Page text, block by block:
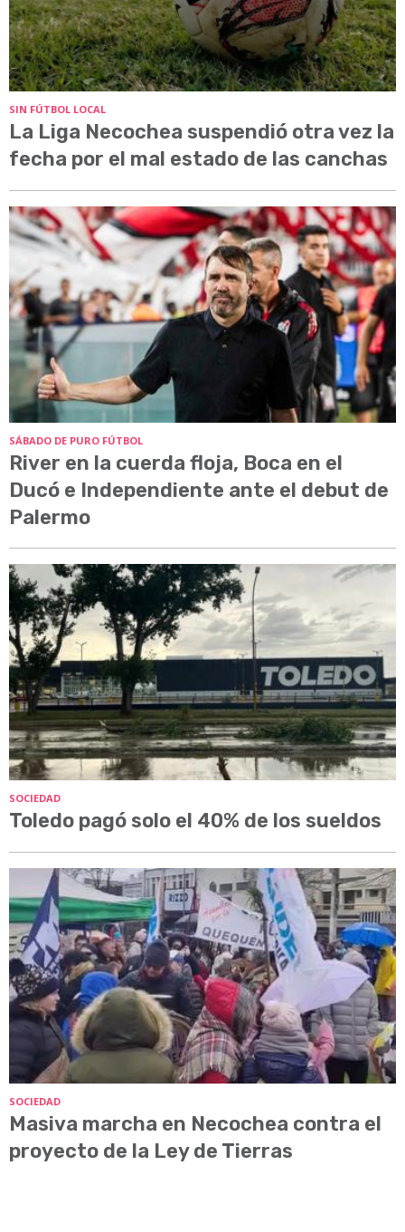
SIN FÚTBOL LOCAL
La Liga Necochea suspendió otra vez la
fecha por el mal estado de las canchas
SÁBADO DE PURO FÚTBOL
River en la cuerda floja, Boca en el
Ducó e Independiente ante el debut de
Palermo
SOCIEDAD
Toledo pagó solo el 40% de los sueldos
SOCIEDAD
Masiva marcha en Necochea contra el
proyecto de la Ley de Tierras